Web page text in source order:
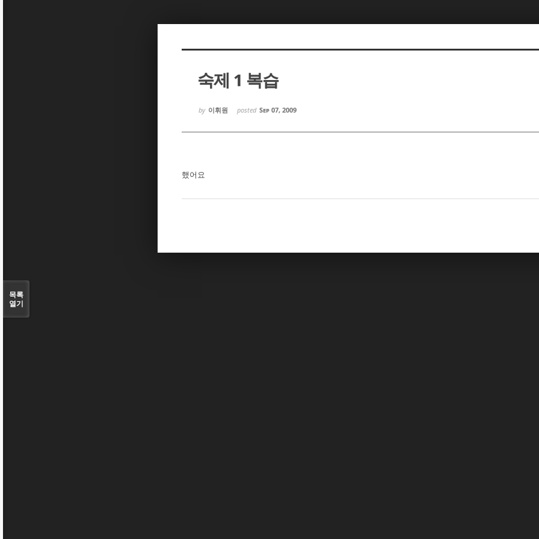
숙제 1 복습
by 이휘원 posted Sep 07, 2009
했어요
목록
열기
Sketchbook5, 스케치북5
Sketchbook5, 스케치북5
Sketchbook5, 스케치북5
Sketchbook5, 스케치북5